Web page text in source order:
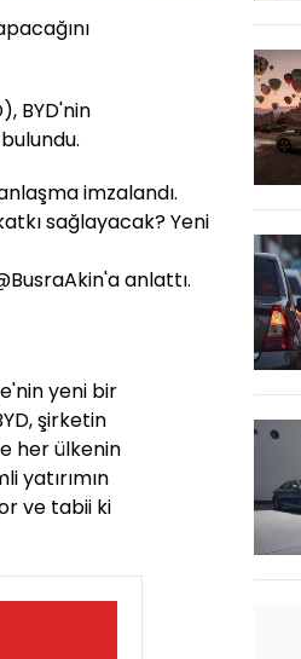
BYD'nin
imzalandı.
sağlayacak? Yeni
'a anlattı.
yeni bir
şirketin
her ülkenin
yatırımın
ve tabii ki